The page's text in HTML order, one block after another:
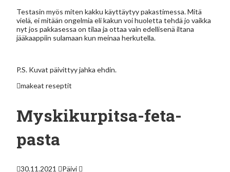
Testasin myös miten kakku käyttäytyy pakastimessa. Mitä
vielä, ei mitään ongelmia eli kakun voi huoletta tehdä jo vaikka
nyt jos pakkasessa on tilaa ja ottaa vain edellisenä iltana
jääkaappiin sulamaan kun meinaa herkutella.
P.S. Kuvat päivittyy jahka ehdin.
makeat reseptit
Myskikurpitsa-feta-
pasta
30.11.2021
Päivi